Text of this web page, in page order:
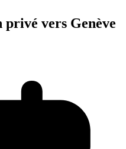
privé vers Genève